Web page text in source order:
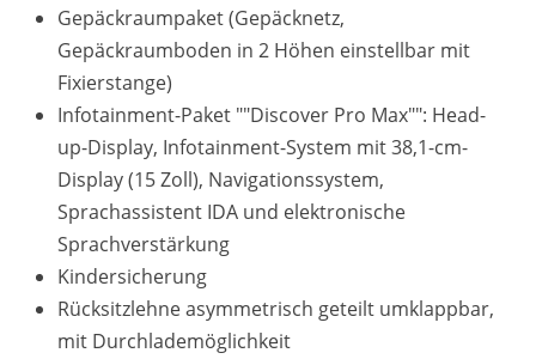
Gepäckraumpaket (Gepäcknetz,
Gepäckraumboden in 2 Höhen einstellbar mit
Fixierstange)
Infotainment-Paket ""Discover Pro Max"": Head-
up-Display, Infotainment-System mit 38,1-cm-
Display (15 Zoll), Navigationssystem,
Sprachassistent IDA und elektronische
Sprachverstärkung
Kindersicherung
Rücksitzlehne asymmetrisch geteilt umklappbar,
mit Durchlademöglichkeit